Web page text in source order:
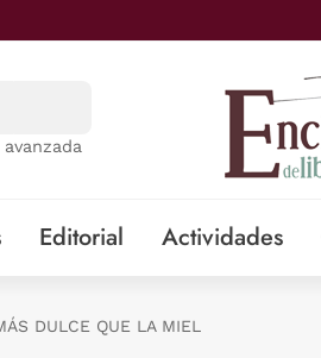
Editorial Actividades
DULCE QUE LA MIEL